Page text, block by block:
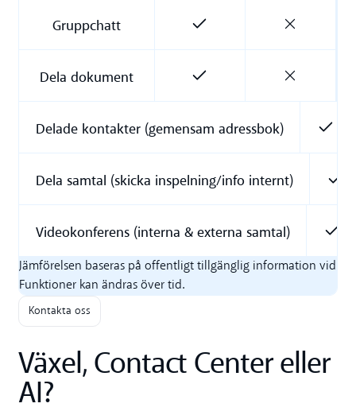
Gruppchatt
Dela dokument
Delade kontakter (gemensam adressbok)
Dela samtal (skicka inspelning/info internt)
Videokonferens (interna & externa samtal)
Jämförelsen baseras på offentligt tillgänglig information vid
Funktioner kan ändras över tid.
Kontakta oss
Växel, Contact Center eller
AI?